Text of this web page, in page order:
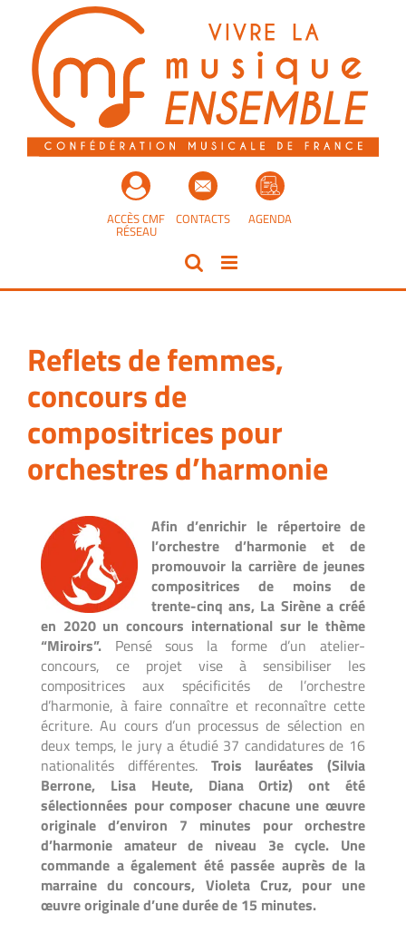
contenu
AGENDA
CONTACTS
ACCÈS CMF
RÉSEAU
Reflets de femmes,
concours de
compositrices pour
orchestres d’harmonie
Afin d’enrichir le répertoire de
l’orchestre d’harmonie et de
promouvoir la carrière de jeunes
compositricesde moins de
trente-cinq ans, La Sirène a créé
en 2020 un concours international sur le thème
“Miroirs”.Pensé sous la forme d’un atelier-
concours, ce projet vise à sensibiliser les
compositrices aux spécificités de l’orchestre
d’harmonie, à faire connaître et reconnaître cette
écriture. Au cours d’un processus de sélection en
deux temps, le jury a étudié 37 candidatures de 16
nationalités différentes. Trois lauréates (Silvia
Berrone, Lisa Heute, Diana Ortiz) ont été
sélectionnées pour composer chacune une œuvre
originale d’environ 7 minutes pour orchestre
d’harmonie amateur de niveau 3e cycle. Une
commande a également été passée auprès de la
marraine du concours, Violeta Cruz, pour une
œuvre originale d’une durée de 15 minutes.